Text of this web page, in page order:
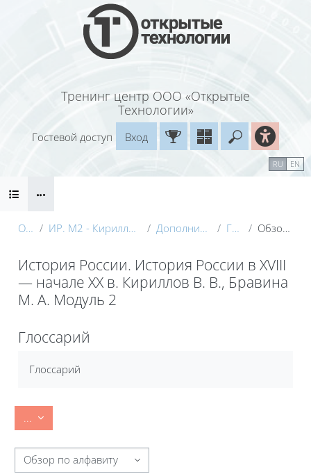
Перейти к основному содержанию
Тренинг центр ООО «Открытые
Технологии»
Введите
Гостевой доступ
Вход
RU EN
Блоки
О курсе ИР. М2 - Кириллов (Электронный курс) с видео Дополнительные материалы Глоссарий Обзор по алфавиту
История России. История России в XVIII
— начале XX в. Кириллов В. В., Бравина
М. А. Модуль 2
Глоссарий
Глоссарий
... Экспорт записей
Обзор глоссария по алфавиту